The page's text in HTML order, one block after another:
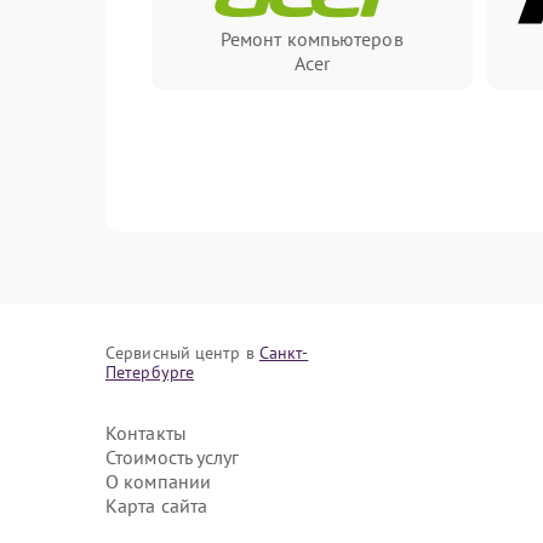
Ремонт компьютеров
Acer
Сервисный центр в Санкт-
Петербурге
Контакты
Стоимость услуг
О компании
Карта сайта